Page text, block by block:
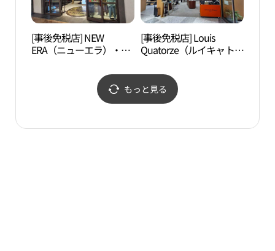
[事後免税店] NEW
ERA（ニューエラ）・新
アウトレットシフン（始
興）店(뉴에라 신세계사
이먼프리미엄아울렛 시
[事後免税店] Louis
Quatorze（ルイキャトル
レミアムアウトレットシ
フン（始興）店(루이까
또즈 신세계사이먼프리
もっと見る